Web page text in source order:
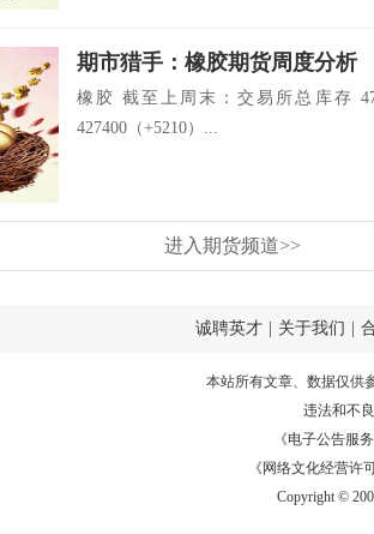
期市猎手：橡胶期货周度分析
橡胶 截至上周末：交易所总库存
427400（+5210）...
进入期货频道>>
诚聘英才 关于我们
本站所有文章、数据仅供
违法和不
《电子公告服务
《网络文化经营许
Copyright ©